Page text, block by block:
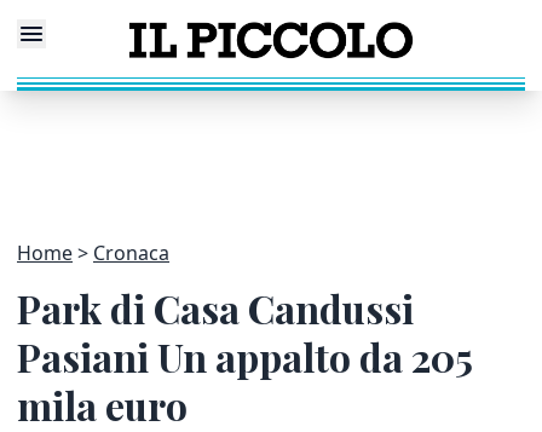
Home Cronaca
Park di Casa Candussi
Pasiani Un appalto da 205
mila euro